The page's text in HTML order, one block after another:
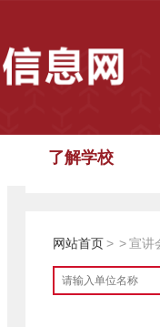
了解学校
抵制招聘诈骗，
网站首页> >宣讲